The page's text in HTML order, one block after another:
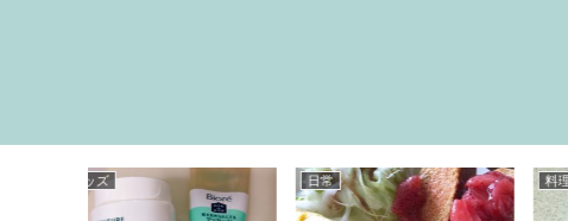
日常 料理